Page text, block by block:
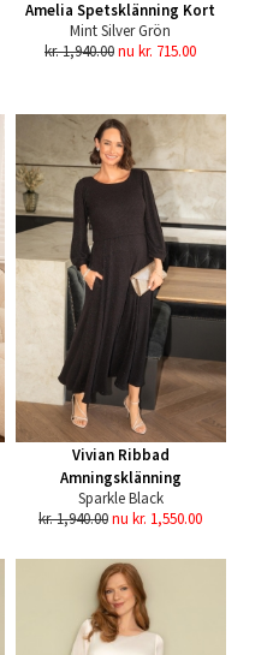
Amelia Spetsklänning Kort
Mint Silver Grön
kr. 1,940.00nu kr. 715.00
Vivian Ribbad
Amningsklänning
Sparkle Black
kr. 1,940.00nu kr. 1,550.00